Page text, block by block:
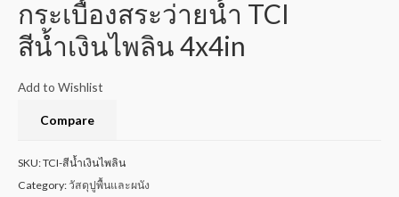
กระเบื้องสระว่ายน้ำ TCI
สีน้ำเงินไพลิน 4x4in
Add to Wishlist
Compare
SKU:TCI-สีน้ำเงินไพลิน
Category:วัสดุปูพื้นและผนัง